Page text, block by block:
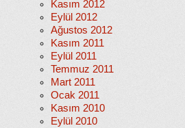
Kasım 2012
Eylül 2012
Ağustos 2012
Kasım 2011
Eylül 2011
Temmuz 2011
Mart 2011
Ocak 2011
Kasım 2010
Eylül 2010